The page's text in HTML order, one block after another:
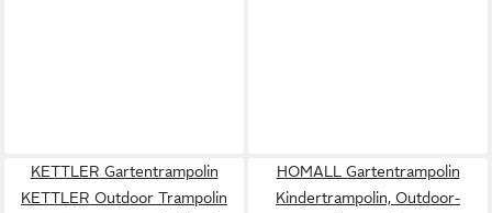
KETTLER Gartentrampolin
KETTLER Outdoor Trampolin
HOMALL Gartentrampolin
Kindertrampolin, Outdoor-